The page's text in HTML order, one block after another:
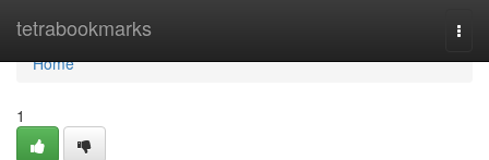
tetrabookmarks
Home
Home
1